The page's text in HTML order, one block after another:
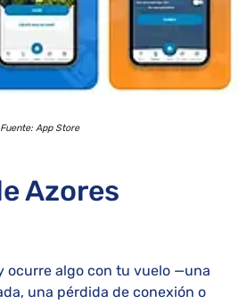
Fuente: App Store
Azores
ocurre algo con tu vuelo —una
una pérdida de conexión o